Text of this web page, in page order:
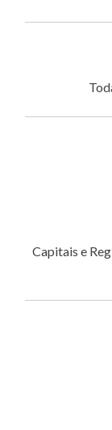
Capitais e